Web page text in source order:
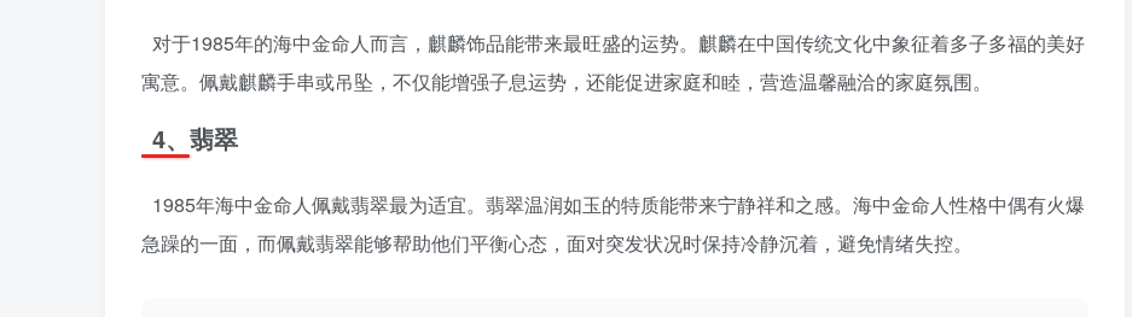
对于1985年的海中金命人而言，麒麟饰品能带来最旺盛的运势。麒麟在中国传统文化中象征着多子多福的美好
寓意。佩戴麒麟手串或吊坠，不仅能增强子息运势，还能促进家庭和睦，营造温馨融洽的家庭氛围。
4、翡翠
1985年海中金命人佩戴翡翠最为适宜。翡翠温润如玉的特质能带来宁静祥和之感。海中金命人性格中偶有火爆
急躁的一面，而佩戴翡翠能够帮助他们平衡心态，面对突发状况时保持冷静沉着，避免情绪失控。